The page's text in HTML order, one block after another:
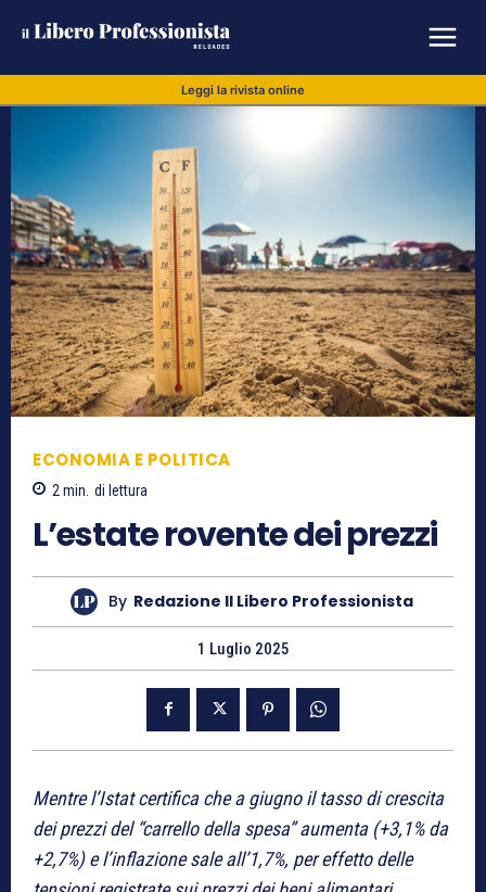
Leggi la rivista online
ECONOMIA E POLITICA
2 min. di lettura
L’estate rovente dei prezzi
By Redazione Il Libero Professionista
1 Luglio 2025
Mentre l’Istat certifica che a giugno il tasso di crescita
dei prezzi del “carrello della spesa” aumenta (+3,1% da
+2,7%) e l’inflazione sale all’1,7%, per effetto delle